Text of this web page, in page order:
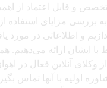
و قابل اعتماد از اهمیت
بررسی مزایای استفاده
و اطلاعاتی در مورد
با ایشان ارائه می‌دهیم.
وکلای آنلاین فعال در
اولیه با آنها تماس